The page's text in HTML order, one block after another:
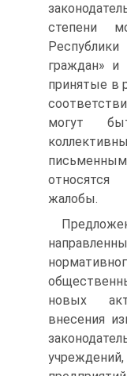
степени
граждан»
принятые в
могут
жалобы.
новых
внесения